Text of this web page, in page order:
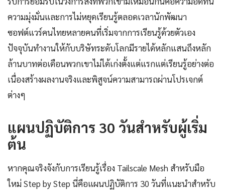
ความมุ่งมั่นและการไม่หยุดเรียนรู้ตลอดเวลานักพัฒนา
ซอฟต์แวร์คนไทยหลายคนที่เริ่มจากการเรียนรู้ด้วยตัวเอง
ปัจจุบันทำงานให้กับบริษัทระดับโลกมีรายได้หลักแสนถึงหลัก
ล้านบาทต่อเดือนพวกเขาไม่ได้เก่งตั้งแต่แรกแต่เรียนรู้อย่างต่อ
เนื่องสร้างผลงานจริงและพิสูจน์ความสามารถผ่านโปรเจกต์
ต่างๆ
แผนปฏิบัติการ 30 วันสำหรับผู้เริ่ม
ต้น
หากคุณจริงจังกับการเรียนรู้เรื่อง Tailscale Mesh สำหรับมือ
ใหม่ Step by Step นี่คือแผนปฏิบัติการ 30 วันที่แนะนำสำหรับ